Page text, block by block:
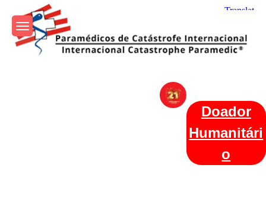
content
Internacional
Doador
Humanitári
o